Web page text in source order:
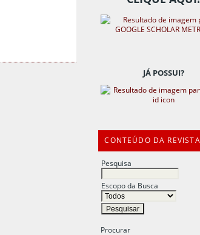
JÁ POSSUI?
CONTEÚDO DA REVISTA
Pesquisa
Escopo da Busca
Procurar